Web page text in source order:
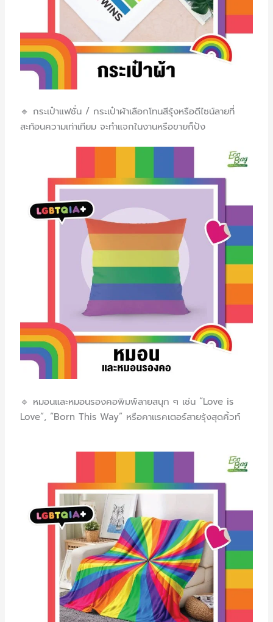
🔹 กระเป๋าแฟชั่น / กระเป๋าผ้าเลือกโทนสีรุ้งหรือดีไซน์ลายที่
สะท้อนความเท่าเทียม จะทำแจกในงานหรือขายก็ปัง
🔹 หมอนและหมอนรองคอพิมพ์ลายสนุก ๆ เช่น “Love is
Love”, “Born This Way” หรือคาแรคเตอร์สายรุ้งสุดคิ้วท์